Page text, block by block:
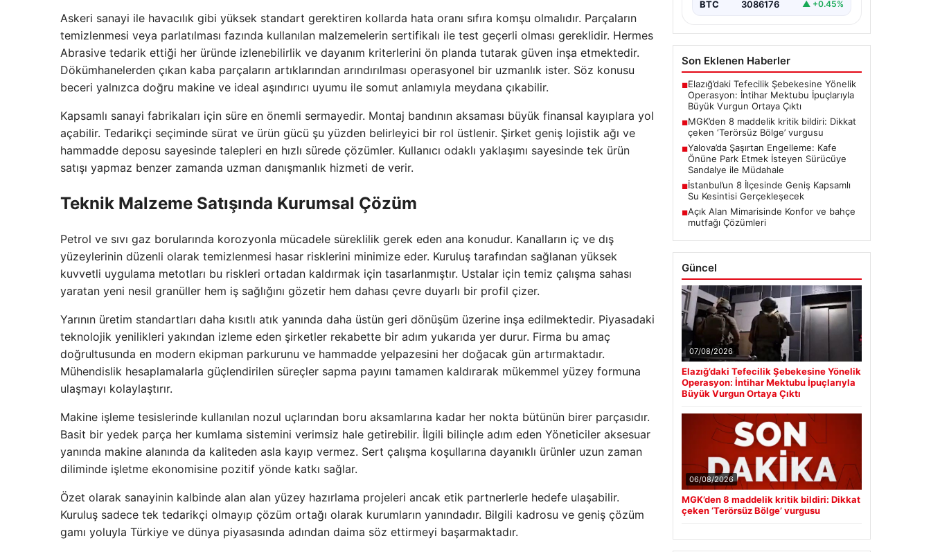
Askeri sanayi ile havacılık gibi yüksek standart gerektiren kollarda hata oranı sıfıra komşu olmalıdır. Parçaların
temizlenmesi veya parlatılması fazında kullanılan malzemelerin sertifikalı ile test geçerli olması gereklidir. Hermes
Abrasive tedarik ettiği her üründe izlenebilirlik ve dayanım kriterlerini ön planda tutarak güven inşa etmektedir.
Dökümhanelerden çıkan kaba parçaların artıklarından arındırılması operasyonel bir uzmanlık ister. Söz konusu
beceri yalnızca doğru makine ve ideal aşındırıcı uyumu ile somut anlamıyla meydana çıkabilir.
Kapsamlı sanayi fabrikaları için süre en önemli sermayedir. Montaj bandının aksaması büyük finansal kayıplara yol
açabilir. Tedarikçi seçiminde sürat ve ürün gücü şu yüzden belirleyici bir rol üstlenir. Şirket geniş lojistik ağı ve
hammadde deposu sayesinde talepleri en hızlı sürede çözümler. Kullanıcı odaklı yaklaşımı sayesinde tek ürün
satışı yapmaz benzer zamanda uzman danışmanlık hizmeti de verir.
Teknik Malzeme Satışında Kurumsal Çözüm
Petrol ve sıvı gaz borularında korozyonla mücadele süreklilik gerek eden ana konudur. Kanalların iç ve dış
yüzeylerinin düzenli olarak temizlenmesi hasar risklerini minimize eder. Kuruluş tarafından sağlanan yüksek
kuvvetli uygulama metotları bu riskleri ortadan kaldırmak için tasarlanmıştır. Ustalar için temiz çalışma sahası
yaratan yeni nesil granüller hem iş sağlığını gözetir hem dahası çevre duyarlı bir profil çizer.
Yarının üretim standartları daha kısıtlı atık yanında daha üstün geri dönüşüm üzerine inşa edilmektedir. Piyasadaki
teknolojik yenilikleri yakından izleme eden şirketler rekabette bir adım yukarıda yer durur. Firma bu amaç
doğrultusunda en modern ekipman parkurunu ve hammadde yelpazesini her doğacak gün artırmaktadır.
Mühendislik hesaplamalarla güçlendirilen süreçler sapma payını tamamen kaldırarak mükemmel yüzey formuna
ulaşmayı kolaylaştırır.
Makine işleme tesislerinde kullanılan nozul uçlarından boru aksamlarına kadar her nokta bütünün birer parçasıdır.
Basit bir yedek parça her kumlama sistemini verimsiz hale getirebilir. İlgili bilinçle adım eden Yöneticiler aksesuar
yanında makine alanında da kaliteden asla kayıp vermez. Sert çalışma koşullarına dayanıklı ürünler uzun zaman
diliminde işletme ekonomisine pozitif yönde katkı sağlar.
Özet olarak sanayinin kalbinde alan alan yüzey hazırlama projeleri ancak etik partnerlerle hedefe ulaşabilir.
Kuruluş sadece tek tedarikçi olmayıp çözüm ortağı olarak kurumların yanındadır. Bilgili kadrosu ve geniş çözüm
gamı yoluyla Türkiye ve dünya piyasasında adından daima söz ettirmeyi başarmaktadır.
BTC 3086176 ▲ +0.45%
Son Eklenen Haberler
■Elazığ’daki Tefecilik Şebekesine Yönelik
Operasyon: İntihar Mektubu İpuçlarıyla
Büyük Vurgun Ortaya Çıktı
■MGK’den 8 maddelik kritik bildiri: Dikkat
çeken ‘Terörsüz Bölge’ vurgusu
■Yalova’da Şaşırtan Engelleme: Kafe
Önüne Park Etmek İsteyen Sürücüye
Sandalye ile Müdahale
■İstanbul’un 8 İlçesinde Geniş Kapsamlı
Su Kesintisi Gerçekleşecek
■Açık Alan Mimarisinde Konfor ve bahçe
mutfağı Çözümleri
Güncel
07/08/2026
Elazığ’daki Tefecilik Şebekesine Yönelik
Operasyon: İntihar Mektubu İpuçlarıyla
Büyük Vurgun Ortaya Çıktı
06/08/2026
MGK’den 8 maddelik kritik bildiri: Dikkat
çeken ‘Terörsüz Bölge’ vurgusu